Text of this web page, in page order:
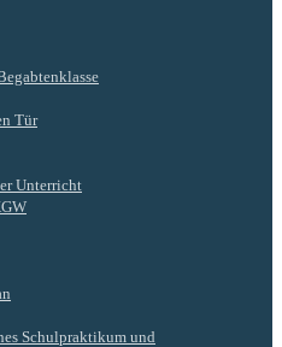
Tür
Unterricht
Schulpraktikum und